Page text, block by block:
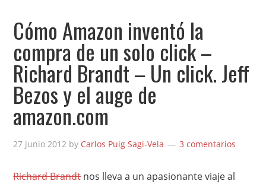
Cómo Amazon inventó la
compra de un solo click –
Richard Brandt – Un click. Jeff
Bezos y el auge de
amazon.com
27 junio 2012 by Carlos Puig Sagi-Vela 3 comentarios
Richard Brandtnos lleva a un apasionante viaje al